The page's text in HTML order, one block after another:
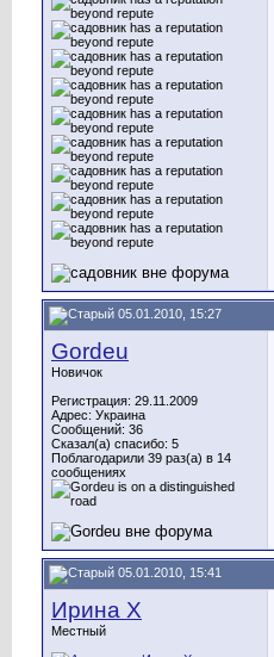
05.01.2010, 15:27
Gordeu
Новичок
Регистрация: 29.11.2009
Адрес: Украина
Сообщений: 36
Сказал(а) спасибо: 5
Поблагодарили 39 раз(а) в 14
сообщениях
05.01.2010, 15:41
Ирина X
Местный